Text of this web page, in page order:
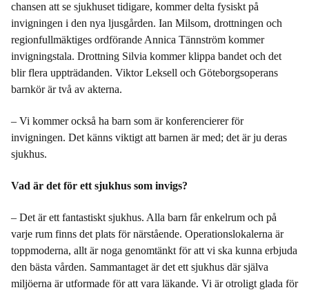
chansen att se sjukhuset tidigare, kommer delta fysiskt på
invigningen i den nya ljusgården. Ian Milsom, drottningen och
regionfullmäktiges ordförande Annica Tännström kommer
invigningstala. Drottning Silvia kommer klippa bandet och det
blir flera uppträdanden. Viktor Leksell och Göteborgsoperans
barnkör är två av akterna.
– Vi kommer också ha barn som är konferencierer för
invigningen. Det känns viktigt att barnen är med; det är ju deras
sjukhus.
Vad är det för ett sjukhus som invigs?
– Det är ett fantastiskt sjukhus. Alla barn får enkelrum och på
varje rum finns det plats för närstående. Operationslokalerna är
toppmoderna, allt är noga genomtänkt för att vi ska kunna erbjuda
den bästa vården. Sammantaget är det ett sjukhus där själva
miljöerna är utformade för att vara läkande. Vi är otroligt glada för